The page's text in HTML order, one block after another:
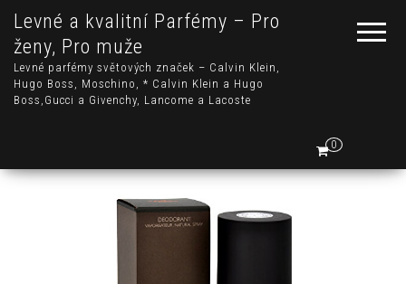
Levné a kvalitní Parfémy – Pro
ženy, Pro muže
Levné parfémy světových značek – Calvin Klein,
Hugo Boss, Moschino, * Calvin Klein a Hugo
Boss,Gucci a Givenchy, Lancome a Lacoste
0